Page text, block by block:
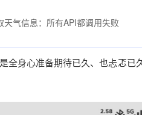
天气信息：所有API都调用失败
全身心准备期待已久、也忐忑已